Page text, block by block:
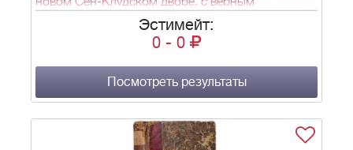
описанием характеров не только всей фамилии
г. Бонапарте и особ, ныне его окружающих; но и
самых посланников и иностранных министров,
из достоверных источников [Т. 1 из 2-х]: Пер. с
фр. [С.А. Немирова]. - М.: Сенатская типография,
1807. - [Т. 1]. - [4], 332 c.; 18,8x12,3 см.
Эстимейт:
0 - 0
Посмотреть результаты